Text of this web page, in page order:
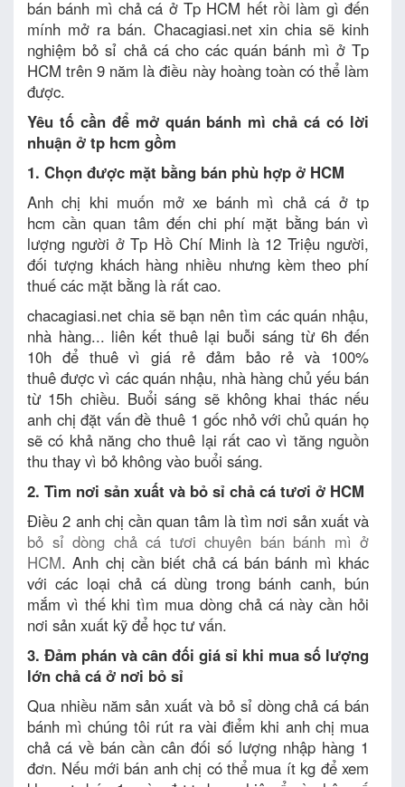
bán bánh mì chả cá ở Tp HCM hết rồi làm gì đến
mính mở ra bán. Chacagiasi.net xin chia sẽ kinh
nghiệm bỏ sỉ chả cá cho các quán bánh mì ở Tp
HCM trên 9 năm là điều này hoàng toàn có thể làm
được.
Yêu tố cần để mở quán bánh mì chả cá có lời
nhuận ở tp hcm gồm
1. Chọn được mặt bằng bán phù hợp ở HCM
Anh chị khi muốn mở xe bánh mì chả cá ở tp
hcm cần quan tâm đến chi phí mặt bằng bán vì
lượng người ở Tp Hồ Chí Minh là 12 Triệu người,
đối tượng khách hàng nhiều nhưng kèm theo phí
thuế các mặt bằng là rất cao.
chacagiasi.net chia sẽ bạn nên tìm các quán nhậu,
nhà hàng... liên kết thuê lại buỗi sáng từ 6h đến
10h để thuê vì giá rẻ đảm bảo rẻ và 100%
thuê được vì các quán nhậu, nhà hàng chủ yếu bán
từ 15h chiều. Buổi sáng sẽ không khai thác nếu
anh chị đặt vấn đề thuê 1 gốc nhỏ với chủ quán họ
sẽ có khả năng cho thuê lại rất cao vì tăng nguồn
thu thay vì bỏ không vào buổi sáng.
2. Tìm nơi sản xuất và bỏ sỉ chả cá tươi ở HCM
Điều 2 anh chị cần quan tâm là tìm nơi sản xuất và
bỏ sỉ dòng chả cá tươi chuyên bán bánh mì ở
HCM. Anh chị cần biết chả cá bán bánh mì khác
với các loại chả cá dùng trong bánh canh, bún
mắm vì thế khi tìm mua dòng chả cá này cần hỏi
nơi sản xuất kỹ để học tư vấn.
3. Đảm phán và cân đối giá sỉ khi mua số lượng
lớn chả cá ở nơi bỏ sỉ
Qua nhiều năm sản xuất và bỏ sỉ dòng chả cá bán
bánh mì chúng tôi rút ra vài điểm khi anh chị mua
chả cá về bán cần cân đối số lượng nhập hàng 1
đơn. Nếu mới bán anh chị có thể mua ít kg để xem